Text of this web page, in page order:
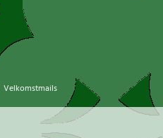
Velkomstmails